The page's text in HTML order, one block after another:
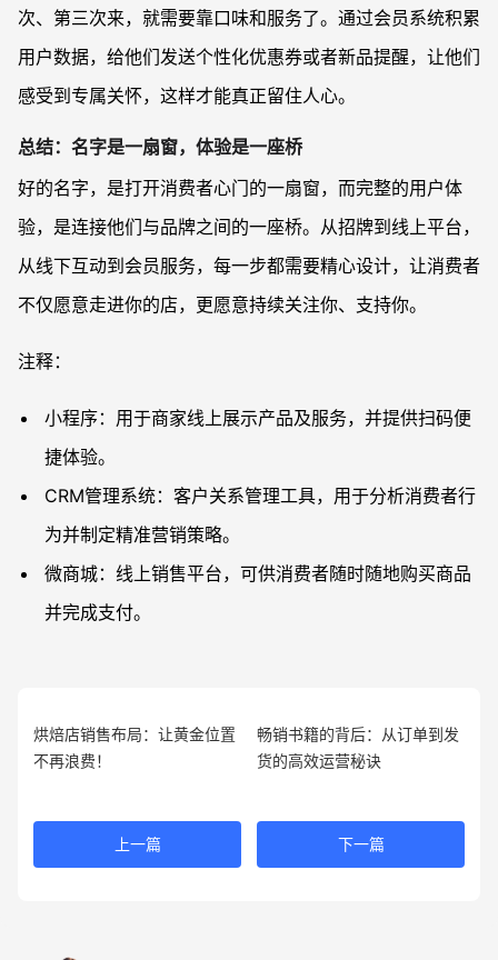
次、第三次来，就需要靠口味和服务了。通过会员系统积累
用户数据，给他们发送个性化优惠券或者新品提醒，让他们
感受到专属关怀，这样才能真正留住人心。
总结：名字是一扇窗，体验是一座桥
好的名字，是打开消费者心门的一扇窗，而完整的用户体
验，是连接他们与品牌之间的一座桥。从招牌到线上平台，
从线下互动到会员服务，每一步都需要精心设计，让消费者
不仅愿意走进你的店，更愿意持续关注你、支持你。
注释：
小程序：用于商家线上展示产品及服务，并提供扫码便
捷体验。
CRM管理系统：客户关系管理工具，用于分析消费者行
为并制定精准营销策略。
微商城：线上销售平台，可供消费者随时随地购买商品
并完成支付。
烘焙店销售布局：让黄金位置
不再浪费！
上一篇
畅销书籍的背后：从订单到发
货的高效运营秘诀
下一篇